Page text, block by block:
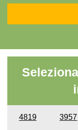
4819 3957